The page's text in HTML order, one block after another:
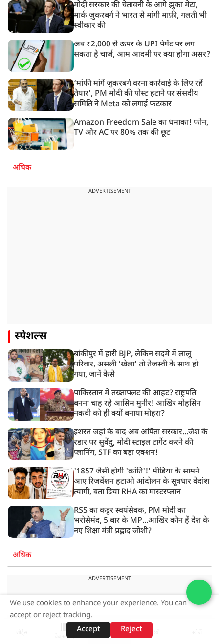
मोदी सरकार की चेतावनी के आगे झुका मेटा,
मार्क ज़ुकरबर्ग ने भारत से मांगी माफ़ी, गलती भी
स्वीकार की
अब ₹2,000 से ऊपर के UPI पेमेंट पर लग
सकता है चार्ज, आम आदमी पर क्या होगा असर?
‘मांफी मांगें जुकरबर्ग वरना कार्रवाई के लिए रहें
तैयार’, PM मोदी की पोस्ट हटाने पर संसदीय
समिति ने Meta को लगाई फटकार
Amazon Freedom Sale का धमाका! फोन,
TV और AC पर 80% तक की छूट
अधिक
ADVERTISEMENT
स्पेशल्स
बांकीपुर में हारी BJP, लेकिन सदमे में लालू
परिवार, असली ‘खेला’ तो तेजस्वी के साथ हो
गया, जानें कैसे
पाकिस्तान में तख्तापलट की आहट? राष्ट्रपति
बनना चाह रहे आसिम मुनीर! आखिर मोहसिन
नकवी को ही क्यों बनाया मोहरा?
इशरत जहां के बाद अब अर्पिता सरकार...जैश के
रडार पर सुवेंदु, मोदी स्टाइल टार्गेट करने की
प्लानिंग, STF का बड़ा एक्शन!
'1857 जैसी होगी 'क्रांति'!' मीडिया के सामने
आए रिजर्वेशन हटाओ आंदोलन के सूत्रधार वेदांश
त्यागी, बता दिया RHA का मास्टरप्लान
RSS का कट्टर स्वयंसेवक, PM मोदी का
भरोसेमंद, 5 बार के MP...आखिर कौन हैं देश के
नए शिक्षा मंत्री प्रह्लाद जोशी?
अधिक
ADVERTISEMENT
वेब स्टोरीज़
We use cookies to enhance your experience. You can
accept or reject tracking.
Accept
Reject